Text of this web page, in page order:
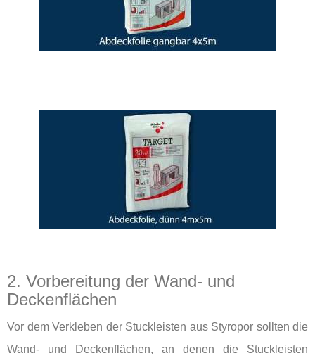
2. Vorbereitung der Wand- und
Deckenflächen
Vor dem Verkleben der Stuckleisten aus Styropor sollten die
Wand- und Deckenflächen, an denen die Stuckleisten